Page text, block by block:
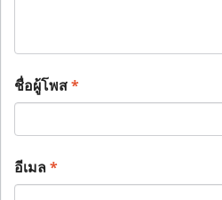
ชื่อผู้โพส*
อีเมล*